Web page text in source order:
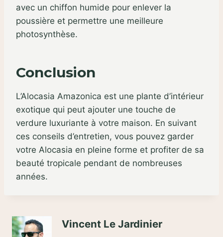
avec un chiffon humide pour enlever la
poussière et permettre une meilleure
photosynthèse.
Conclusion
L’Alocasia Amazonica est une plante d’intérieur
exotique qui peut ajouter une touche de
verdure luxuriante à votre maison. En suivant
ces conseils d’entretien, vous pouvez garder
votre Alocasia en pleine forme et profiter de sa
beauté tropicale pendant de nombreuses
années.
Vincent Le Jardinier